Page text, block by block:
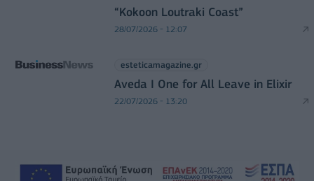
“Kokoon Loutraki Coast”
28/07/2026 - 12:07
esteticamagazine.gr
Aveda I One for All Leave in Elixir
22/07/2026 - 13:20